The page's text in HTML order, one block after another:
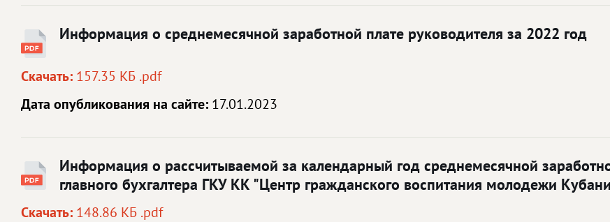
Информация о среднемесячной заработной плате руководителя за 2022 год
Скачать: 157.35 КБ .pdf
Дата опубликования на сайте: 17.01.2023
Информация о рассчитываемой за календарный год среднемесячной
главного бухгалтера ГКУ КК "Центр гражданского воспитания молодежи
Скачать: 148.86 КБ .pdf